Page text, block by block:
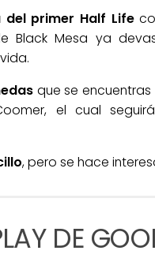
del primer Half Life
Black Mesa ya
que se
el cual
, pero se hace
DE